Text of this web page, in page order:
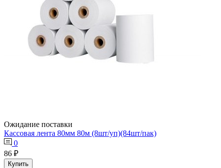
Ожидание поставки
Кассовая лента 80мм 80м (8шт/уп)(84шт/пак)
0
86 ₽
Купить